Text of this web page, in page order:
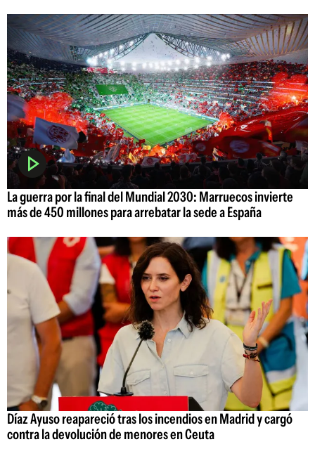
La guerra por la final del Mundial 2030: Marruecos invierte
más de 450 millones para arrebatar la sede a España
Díaz Ayuso reapareció tras los incendios en Madrid y cargó
contra la devolución de menores en Ceuta